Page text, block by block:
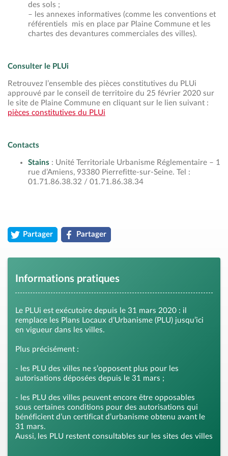
des sols ;
– les annexes informatives (comme les conventions et
référentiels mis en place par Plaine Commune et les
chartes des devantures commerciales des villes).
Consulter le PLUi
Retrouvez l’ensemble des pièces constitutives du PLUi
approuvé par le conseil de territoire du 25 février 2020 sur
le site de Plaine Commune en cliquant sur le lien suivant :
pièces constitutives du PLUi
Contacts
Stains : Unité Territoriale Urbanisme Réglementaire – 1
rue d’Amiens, 93380 Pierrefitte-sur-Seine. Tel :
01.71.86.38.32 / 01.71.86.38.34
Partager
la page « Plan Local d&rsquo;Urbanisme Intercommunal
Partager
la page « Plan Local d&rsquo;Urbanisme
Informations pratiques
Le PLUi est exécutoire depuis le 31 mars 2020 : il
remplace les Plans Locaux d’Urbanisme (PLU) jusqu’ici
en vigueur dans les villes.
Plus précisément :
- les PLU des villes ne s’opposent plus pour les
autorisations déposées depuis le 31 mars ;
- les PLU des villes peuvent encore être opposables
sous certaines conditions pour des autorisations qui
bénéficient d’un certificat d’urbanisme obtenu avant le
31 mars.
Aussi, les PLU restent consultables sur les sites des villes